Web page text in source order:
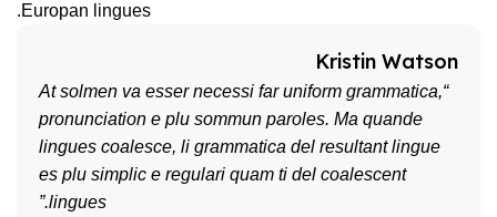
Europan lingues.
Kristin Watson
“At solmen va esser necessi far uniform grammatica,
pronunciation e plu sommun paroles. Ma quande
lingues coalesce, li grammatica del resultant lingue
es plu simplic e regulari quam ti del coalescent
lingues.”